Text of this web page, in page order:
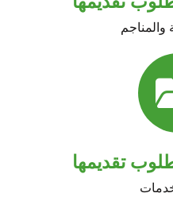
والمناجم
تقديمها